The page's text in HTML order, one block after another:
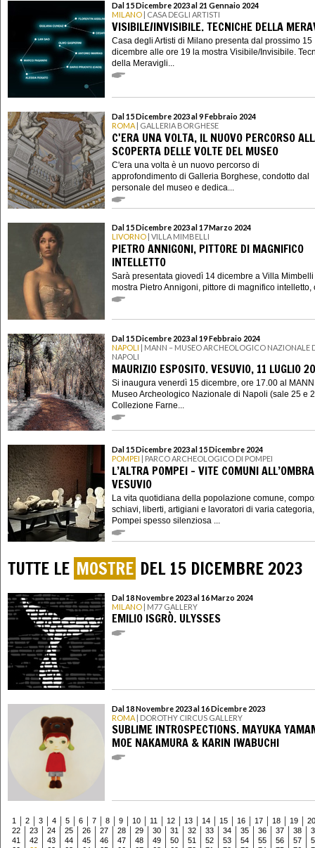
Dal 15 Dicembre 2023 al 21 Gennaio 2024
MILANO | CASA DEGLI ARTISTI
VISIBILE/INVISIBILE. TECNICHE DELLA
Casa degli Artisti di Milano presenta dal prossimo 15
dicembre alle ore 19 la mostra Visibile/Invisibile.
della Meravigli...
Dal 15 Dicembre 2023 al 9 Febbraio 2024
ROMA | GALLERIA BORGHESE
C'ERA UNA VOLTA, IL NUOVO PERCORSO
SCOPERTA DELLE VOLTE DEL MUSEO
C'era una volta è un nuovo percorso di
approfondimento di Galleria Borghese, condotto dal
personale del museo e dedica...
Dal 15 Dicembre 2023 al 17 Marzo 2024
LIVORNO | VILLA MIMBELLI
PIETRO ANNIGONI, PITTORE DI MAGNIFICO
INTELLETTO
Sarà presentata giovedì 14 dicembre a Villa
mostra Pietro Annigoni, pittore di magnifico intelletto,
Dal 15 Dicembre 2023 al 19 Febbraio 2024
NAPOLI | MANN – MUSEO ARCHEOLOGICO NAZIONALE
NAPOLI
MAURIZIO ESPOSITO. VESUVIO, 11 LUGLIO
Si inaugura venerdì 15 dicembre, ore 17.00 al
Museo Archeologico Nazionale di Napoli (sale 25 e
Collezione Farne...
Dal 15 Dicembre 2023 al 15 Dicembre 2024
POMPEI | PARCO ARCHEOLOGICO DI POMPEI
L’ALTRA POMPEI – VITE COMUNI
VESUVIO
La vita quotidiana della popolazione comune,
schiavi, liberti, artigiani e lavoratori di varia
Pompei spesso silenziosa ...
TUTTE LE MOSTRE DEL 15 DICEMBRE 2023
Dal 18 Novembre 2023 al 16 Marzo 2024
MILANO | M77 GALLERY
EMILIO ISGRÒ. ULYSSES
Dal 18 Novembre 2023 al 16 Dicembre 2023
ROMA | DOROTHY CIRCUS GALLERY
SUBLIME INTROSPECTIONS. MAYUKA
MOE NAKAMURA & KARIN IWABUCHI
1 2 3 4 5 6 7 8 9 10 11 12 13 14 15 16 17 18 19
20
22
23 24 25 26 27 28 29 30 31 32 33 34 35 36 37 38
41
42 43 44 45 46 47 48 49 50 51 52 53 54 55 56 57